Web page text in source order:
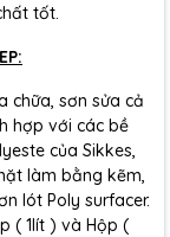
tốt.
chữa, sơn sửa cả
hợp với các bề
của Sikkes,
làm bằng kẽm,
lót Poly surfacer.
( 1lít ) và Hộp (